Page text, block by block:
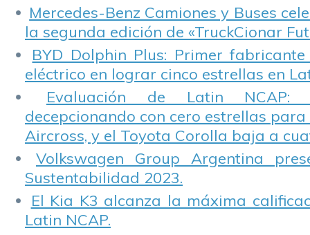
Mercedes-Benz Camiones y Buses
la segunda edición de «TruckCionar
BYD Dolphin Plus: Primer
eléctrico en lograr cinco estrellas en
Evaluación de Latin NCAP:
decepcionando con cero estrellas para
Aircross, y el Toyota Corolla baja a
Volkswagen Group Argentina
Sustentabilidad 2023.
El Kia K3 alcanza la máxima
Latin NCAP.